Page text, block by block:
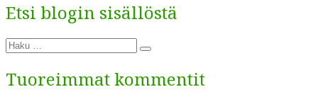
Etsi blogin sisällöstä
Etsi:
Haku
Tuoreimmat kommentit